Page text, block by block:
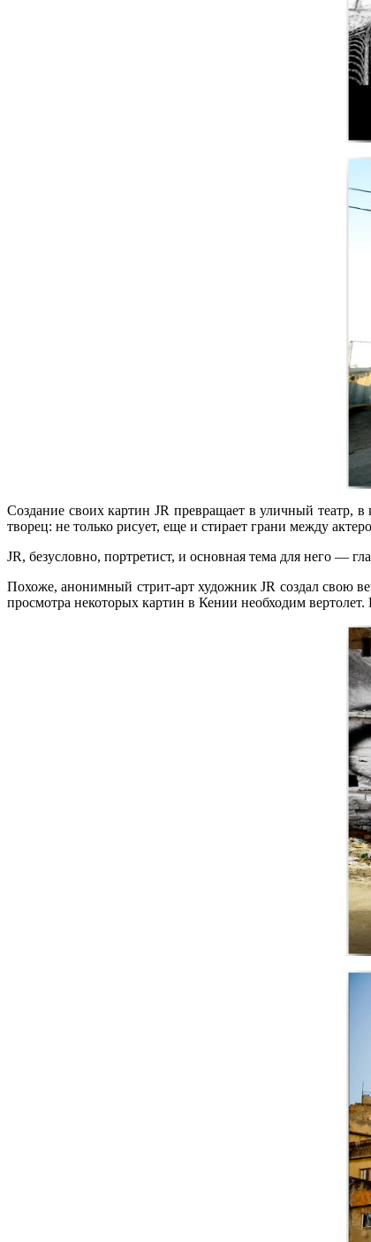
Создание своих картин JR превращает в уличный
творец: не только рисует, еще и стирает грани между
JR, безусловно, портретист, и основная тема для него —
Похоже, анонимный стрит-арт художник JR создал свою
просмотра некоторых картин в Кении необходим